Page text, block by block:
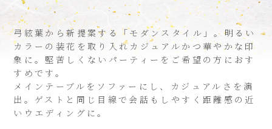
弓絃葉から新提案する「モダンスタイル」。明るい
カラーの装花を取り入れカジュアルかつ華やかな印
象に。堅苦しくないパーティーをご希望の方におす
すめです。
メインテーブルをソファーにし、カジュアルさを演
出。ゲストと同じ目線で会話もしやすく距離感の近
いウエディングに。